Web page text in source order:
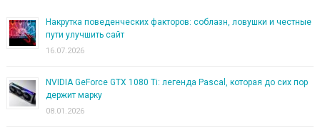
Накрутка поведенческих факторов: соблазн, ловушки и честные
пути улучшить сайт
16.07.2026
NVIDIA GeForce GTX 1080 Ti: легенда Pascal, которая до сих пор
держит марку
08.01.2026